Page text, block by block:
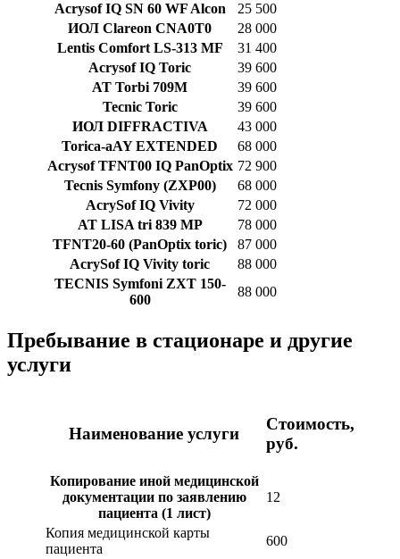
Acrysof IQ SN 60 WF Alcon
25 500
ИОЛ Clareon CNA0T0
28 000
Lentis Comfort LS-313 MF
31 400
Acrysof IQ Toric
39 600
AT Torbi 709M
39 600
Tecnic Toric
39 600
ИОЛ DIFFRACTIVA
43 000
Torica-aAY EXTENDED
68 000
Acrysof TFNT00 IQ PanOptix 72 900
Tecnis Symfony (ZXP00)
68 000
AcrySof IQ Vivity
72 000
AT LISA tri 839 MP
78 000
TFNT20-60 (PanOptix toric)
87 000
AcrySof IQ Vivity toric
88 000
TECNIS Symfoni ZXT 150-
600
88 000
Пребывание в стационаре и другие
услуги
Наименование услуги
Стоимость,
руб.
Копирование иной медицинской
документации по заявлению
пациента (1 лист)
12
Копия медицинской карты
пациента
600